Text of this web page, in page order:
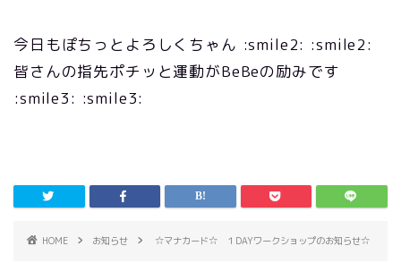
今日もぽちっとよろしくちゃん :smile2: :smile2:
皆さんの指先ポチッと運動がBeBeの励みです
:smile3: :smile3:
HOME お知らせ ☆マナカード☆ １DAYワークショップのお知らせ☆